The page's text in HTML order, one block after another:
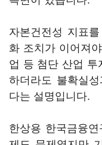
자본건전성 지표
화 조치가 이어져
업 등 첨단 산업 투
하더라도 불확실
다는 설명입니다.
한상용 한국금융